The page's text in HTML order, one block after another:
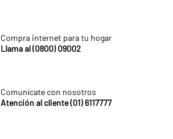
Compra internet para tu hogar
Llama al (0800) 09002
Comunícate con nosotros
Atención al cliente (01) 6117777